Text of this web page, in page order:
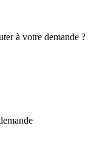
à votre demande ?